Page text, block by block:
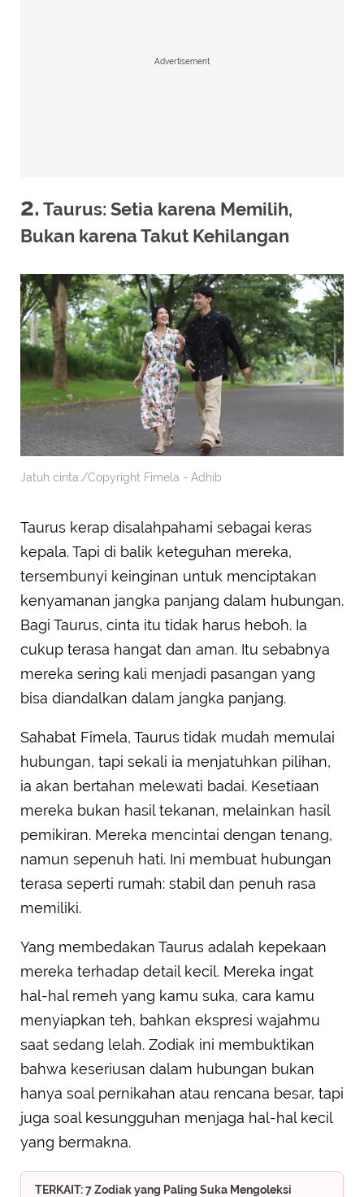
Advertisement
2. Taurus: Setia karena Memilih,
Bukan karena Takut Kehilangan
Jatuh cinta./Copyright Fimela - Adhib
Taurus kerap disalahpahami sebagai keras
kepala. Tapi di balik keteguhan mereka,
tersembunyi keinginan untuk menciptakan
kenyamanan jangka panjang dalam hubungan.
Bagi Taurus, cinta itu tidak harus heboh. Ia
cukup terasa hangat dan aman. Itu sebabnya
mereka sering kali menjadi pasangan yang
bisa diandalkan dalam jangka panjang.
Sahabat Fimela, Taurus tidak mudah memulai
hubungan, tapi sekali ia menjatuhkan pilihan,
ia akan bertahan melewati badai. Kesetiaan
mereka bukan hasil tekanan, melainkan hasil
pemikiran. Mereka mencintai dengan tenang,
namun sepenuh hati. Ini membuat hubungan
terasa seperti rumah: stabil dan penuh rasa
memiliki.
Yang membedakan Taurus adalah kepekaan
mereka terhadap detail kecil. Mereka ingat
hal-hal remeh yang kamu suka, cara kamu
menyiapkan teh, bahkan ekspresi wajahmu
saat sedang lelah. Zodiak ini membuktikan
bahwa keseriusan dalam hubungan bukan
hanya soal pernikahan atau rencana besar, tapi
juga soal kesungguhan menjaga hal-hal kecil
yang bermakna.
TERKAIT: 7 Zodiak yang Paling Suka Mengoleksi